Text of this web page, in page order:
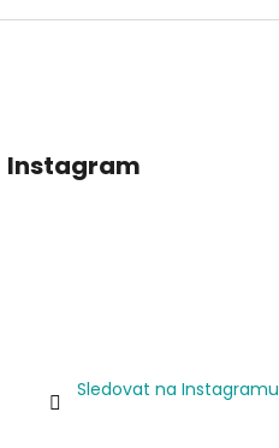
Instagram
Sledovat na Instagramu